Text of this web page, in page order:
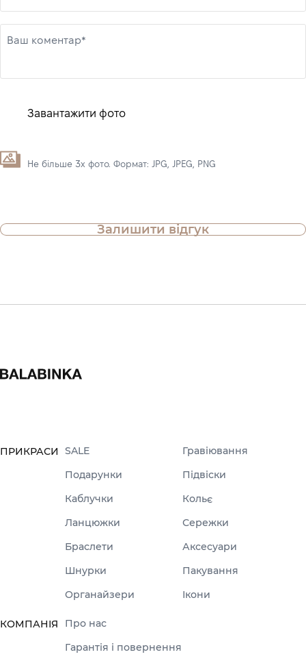
Ваш коментар*
Завантажити фото
Не більше 3х фото. Формат: JPG, JPEG, PNG
Залишити відгук
ПРИКРАСИ SALE
Гравіювання
Подарунки
Підвіски
Каблучки
Кольє
Ланцюжки
Сережки
Браслети
Аксесуари
Шнурки
Пакування
Органайзери
Ікони
КОМПАНІЯ
Про нас
Гарантія і повернення